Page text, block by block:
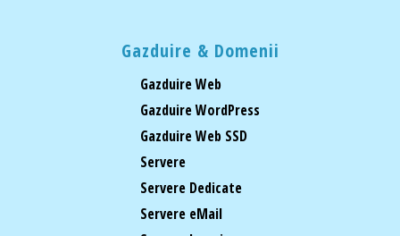
Gazduire & Domenii
Gazduire Web
Gazduire WordPress
Gazduire Web SSD
Servere
Servere Dedicate
Servere eMail